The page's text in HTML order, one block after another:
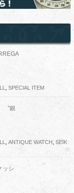
SPECIAL ITEM
”銀
ANTIQUE WATCH , SEIK
シ